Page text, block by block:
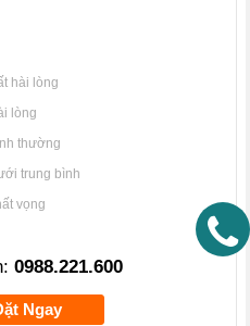
hài lòng
lòng
thường
trung bình
vọng
0988.221.600
Ngay